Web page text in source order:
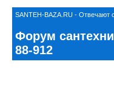
SANTEH-BAZA.RU -
Форум
88-912